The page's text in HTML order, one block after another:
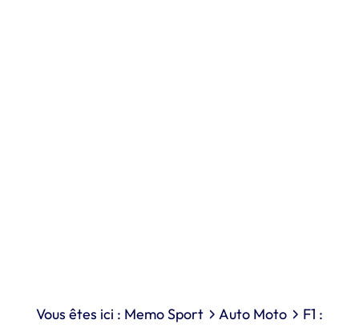
Vous êtes ici : Memo Sport Auto Moto
F1 :